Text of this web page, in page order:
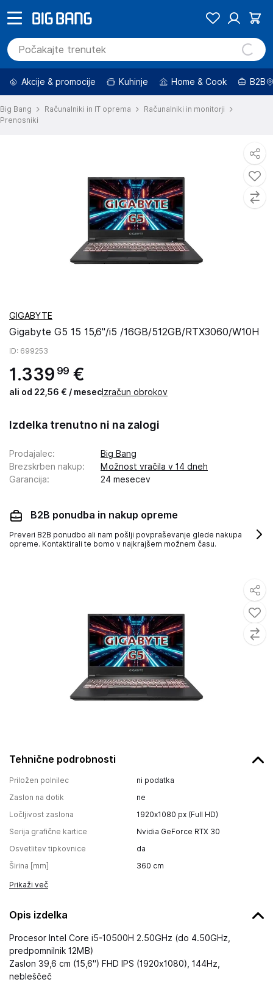
Akcije & promocije Kuhinje Home & Cook B2B
Big Bang Računalniki in IT oprema
Računalniki in monitorji
Prenosniki
Tehnične podrobnosti
Priložen polnilec
ni podatka
Zaslon na dotik
ne
Ločljivost zaslona
1920x1080 px (Full HD)
Serija grafične kartice
Nvidia GeForce RTX 30
Osvetlitev tipkovnice
da
Širina [mm]
360 cm
Prikaži več
Opis izdelka
Procesor Intel Core i5-10500H 2.50GHz (do 4.50GHz,
predpomnilnik 12MB)
Zaslon 39,6 cm (15,6") FHD IPS (1920x1080), 144Hz,
nebleščeč
GIGABYTE
Gigabyte G5 15 15,6''/i5 /16GB/512GB/RTX3060/W10H
ID: 699253
1.339 99 €
ali od 22,56 € / mesec Izračun obrokov
Izdelka trenutno ni na zalogi
Prodajalec:
Big Bang
Brezskrben nakup:
Možnost vračila v 14 dneh
Garancija: 24 mesecev
B2B ponudba in nakup opreme
Preveri B2B ponudbo ali nam pošlji povpraševanje glede nakupa
opreme. Kontaktirali te bomo v najkrajšem možnem času.